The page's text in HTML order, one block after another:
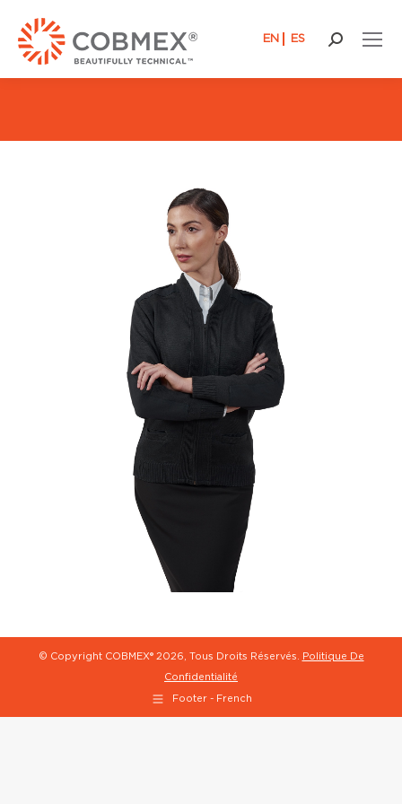
EN ES
© Copyright COBMEX® 2026, Tous Droits Réservés. Politique De
Confidentialité
Footer - French